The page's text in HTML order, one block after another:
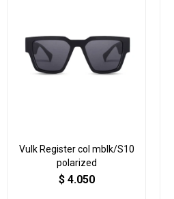
Vulk Register col mblk/S10
polarized
$ 4.050